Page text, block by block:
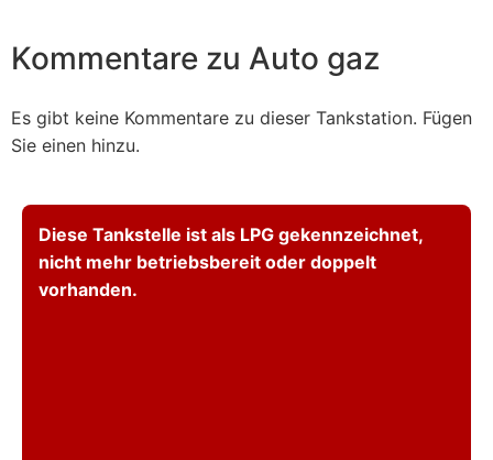
Kommentare zu Auto gaz
Es gibt keine Kommentare zu dieser Tankstation. Fügen
Sie einen hinzu.
Diese Tankstelle ist als LPG gekennzeichnet,
nicht mehr betriebsbereit oder doppelt
vorhanden.